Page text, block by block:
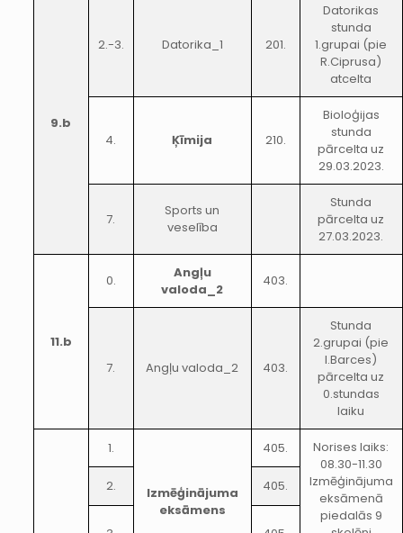
9.b
2.-3. Datorika_1 201.
Datorikas
stunda
1.grupai (pie
R.Ciprusa)
atcelta
4. Ķīmija 210.
Bioloģijas
stunda
pārcelta uz
29.03.2023.
7.
Sports un
veselība
Stunda
pārcelta uz
27.03.2023.
11.b
0.
Angļu
valoda_2
403.
7. Angļu valoda_2 403.
Stunda
2.grupai (pie
I.Barces)
pārcelta uz
0.stundas
laiku
1.
Izmēģinājuma
eksāmens
405.
Norises laiks:
08.30-11.30
Izmēģinājuma
eksāmenā
piedalās 9
2. 405.